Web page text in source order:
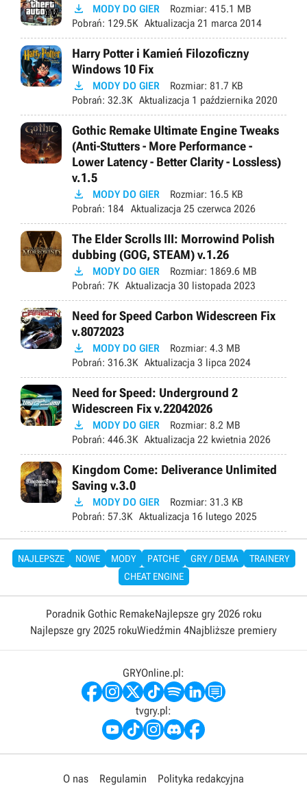
 MODY DO GIER Rozmiar: 415.1 MB
Pobrań: 129.5K Aktualizacja 21 marca 2014
Harry Potter i Kamień Filozoficzny
Windows 10 Fix
 MODY DO GIER Rozmiar: 81.7 KB
Pobrań: 32.3K Aktualizacja 1 października 2020
Gothic Remake Ultimate Engine Tweaks
(Anti-Stutters - More Performance -
Lower Latency - Better Clarity - Lossless)
v.1.5
 MODY DO GIER Rozmiar: 16.5 KB
Pobrań: 184 Aktualizacja 25 czerwca 2026
The Elder Scrolls III: Morrowind Polish
dubbing (GOG, STEAM) v.1.26
 MODY DO GIER Rozmiar: 1869.6 MB
Pobrań: 7K Aktualizacja 30 listopada 2023
Need for Speed Carbon Widescreen Fix
v.8072023
 MODY DO GIER Rozmiar: 4.3 MB
Pobrań: 316.3K Aktualizacja 3 lipca 2024
Need for Speed: Underground 2
Widescreen Fix v.22042026
 MODY DO GIER Rozmiar: 8.2 MB
Pobrań: 446.3K Aktualizacja 22 kwietnia 2026
Kingdom Come: Deliverance Unlimited
Saving v.3.0
 MODY DO GIER Rozmiar: 31.3 KB
Pobrań: 57.3K Aktualizacja 16 lutego 2025
NAJLEPSZE NOWE MODY PATCHE GRY / DEMA
TRAINERY
CHEAT ENGINE
Poradnik Gothic RemakeNajlepsze gry 2026 roku
Najlepsze gry 2025 rokuWiedźmin 4Najbliższe premiery
GRYOnline.pl:
tvgry.pl:
O nas Regulamin Polityka redakcyjna